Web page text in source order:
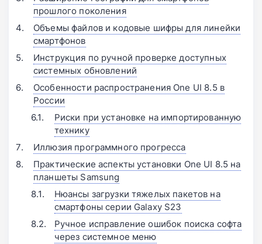
прошлого поколения
Объемы файлов и кодовые шифры для линейки
смартфонов
Инструкция по ручной проверке доступных
системных обновлений
Особенности распространения One UI 8.5 в
России
Риски при установке на импортированную
технику
Иллюзия программного прогресса
Практические аспекты установки One UI 8.5 на
планшеты Samsung
Нюансы загрузки тяжелых пакетов на
смартфоны серии Galaxy S23
Ручное исправление ошибок поиска софта
через системное меню